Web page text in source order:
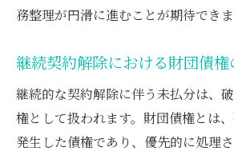
務整理が円滑に進むことが期待できま
継続契約解除における財団債
継続的な契約解除に伴う未払分は、
権として扱われます。財団債権とは
発生した債権であり、優先的に処理